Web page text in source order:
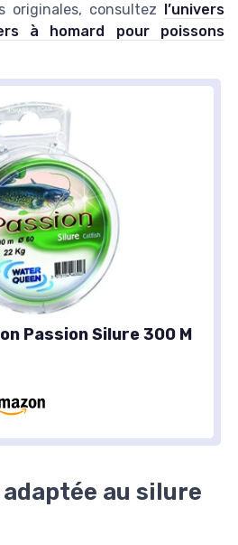
originales, consultez
l’univers
à homard pour poissons
Passion Silure 300 M
au silure